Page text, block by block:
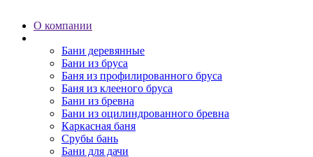
О компании
Бани деревянные
Бани из бруса
Баня из профилированного бруса
Баня из клееного бруса
Бани из бревна
Бани из оцилиндрованного бревна
Каркасная баня
Срубы бань
Бани для дачи